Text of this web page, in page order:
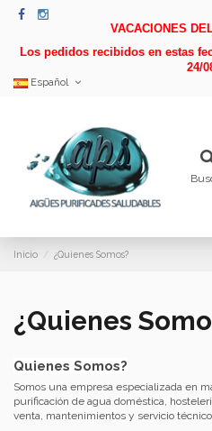
VACACIONES
Los pedidos recibidos en estas
24/
Español
Inicio ¿Quienes Somos?
¿Quienes
Quienes Somos?
Somos una empresa especializada en
purificación de agua doméstica,
venta, mantenimientos y servicio técnico.